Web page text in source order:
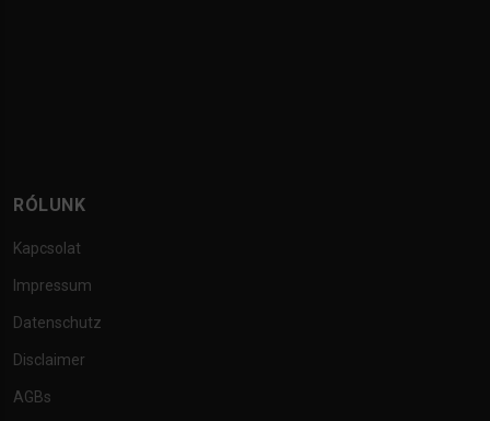
RÓLUNK
Kapcsolat
Impressum
Datenschutz
Disclaimer
AGBs